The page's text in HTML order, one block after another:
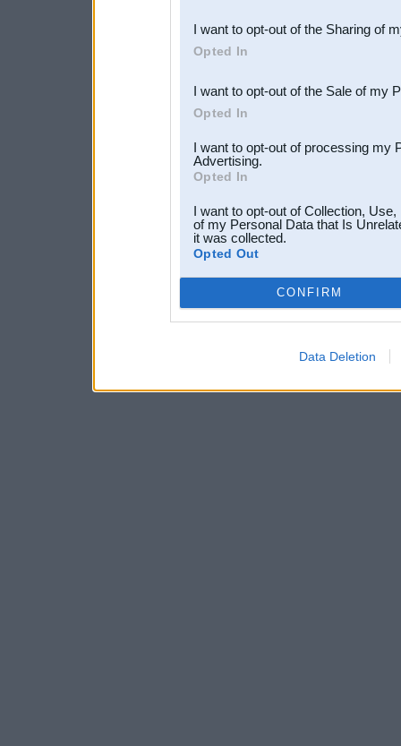
Downstream Participants
third parties.
I want to opt-out of the Sharing of
Opted In
I want to opt-out of the Sale of my
Opted In
I want to opt-out of processing my
Advertising.
Opted In
I want to opt-out of Collection,
of my Personal Data that Is
it was collected.
Opted Out
CONFIRM
Data Deletion